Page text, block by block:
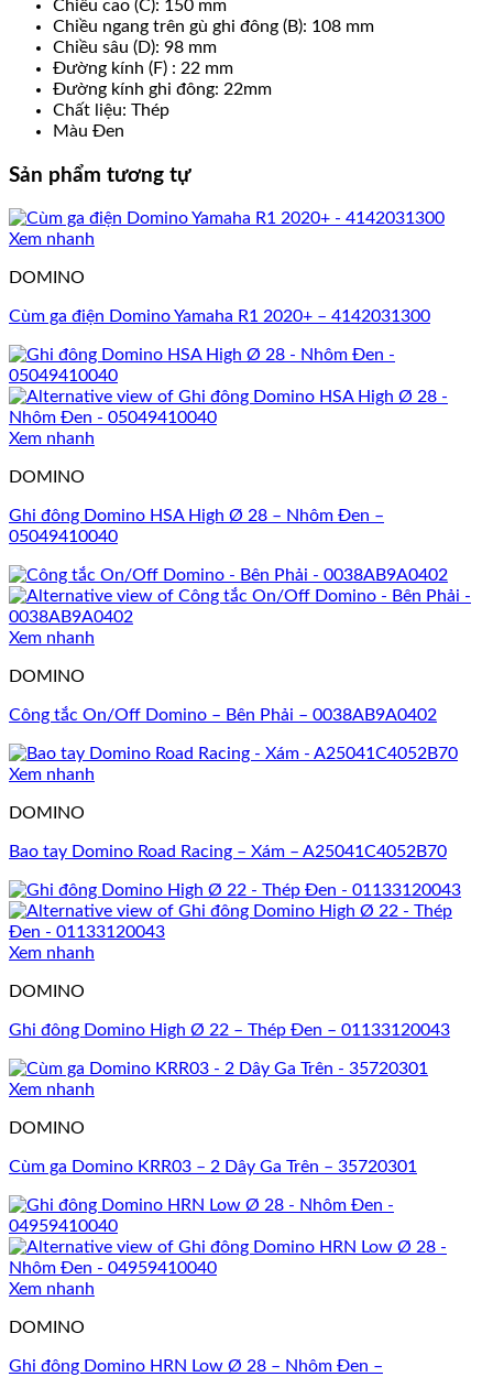
Chiều cao (C): 150 mm
Chiều ngang trên gù ghi đông (B): 108 mm
Chiều sâu (D): 98 mm
Đường kính (F) : 22 mm
Đường kính ghi đông: 22mm
Chất liệu: Thép
Màu Đen
Sản phẩm tương tự
Xem nhanh
DOMINO
Cùm ga điện Domino Yamaha R1 2020+ – 4142031300
Xem nhanh
DOMINO
Ghi đông Domino HSA High Ø 28 – Nhôm Đen –
05049410040
Xem nhanh
DOMINO
Công tắc On/Off Domino – Bên Phải – 0038AB9A0402
Xem nhanh
DOMINO
Bao tay Domino Road Racing – Xám – A25041C4052B70
Xem nhanh
DOMINO
Ghi đông Domino High Ø 22 – Thép Đen – 01133120043
Xem nhanh
DOMINO
Cùm ga Domino KRR03 – 2 Dây Ga Trên – 35720301
Xem nhanh
DOMINO
Ghi đông Domino HRN Low Ø 28 – Nhôm Đen –